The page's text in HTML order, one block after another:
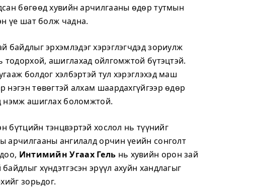
бөгөөд хувийн арчилгааны өдөр тутмын
үе шат болж чадна.
байдлыг эрхэмлэдэг хэрэглэгчдэд зориулж
тодорхой, ашиглахад ойлгомжтой бүтэцтэй.
болдог хэлбэртэй тул хэрэглэхэд маш
төвөгтэй алхам шаардахгүйгээр өдөр
нэмж ашиглах боломжтой.
бүтцийн тэнцвэртэй хослол нь түүнийг
арчилгааны ангилалд орчин үеийн сонголт
Интимийн Угаах Гель нь хувийн орон зай
хүндэтгэсэн эрүүл ахуйн хандлагыг
зорьдог.